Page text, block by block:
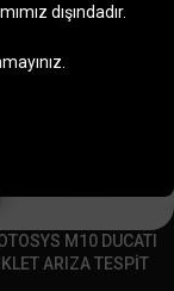
M10 DUCATI
ARIZA TESPİT
dışındadır.